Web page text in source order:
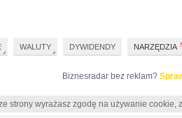
Biznesradar bez reklam?
strony wyrażasz zgodę na używanie
WALUTY DYWIDENDY NARZĘDZIA